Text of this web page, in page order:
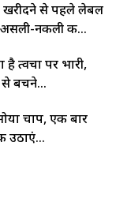
खरीदने से पहले लेबल
नकली की...
त्वचा पर भारी,
से बचने...
चाप, एक बार
उठाएं...